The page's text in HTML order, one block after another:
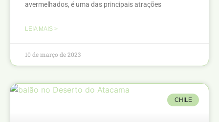
avermelhados, é uma das principais atrações
LEIA MAIS >
10 de março de 2023
CHILE